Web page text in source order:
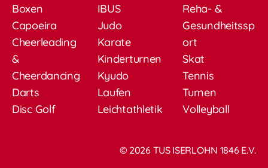
Boxen
Capoeira
Cheerleading
&
Cheerdancing
Darts
Disc Golf
IBUS
Judo
Karate
Kinderturnen
Kyudo
Laufen
Leichtathletik
Reha- &
Gesundheitssp
ort
Skat
Tennis
Turnen
Volleyball
© 2026 TUS ISERLOHN 1846 E.V.